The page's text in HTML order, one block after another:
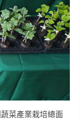
菜產業栽培總面